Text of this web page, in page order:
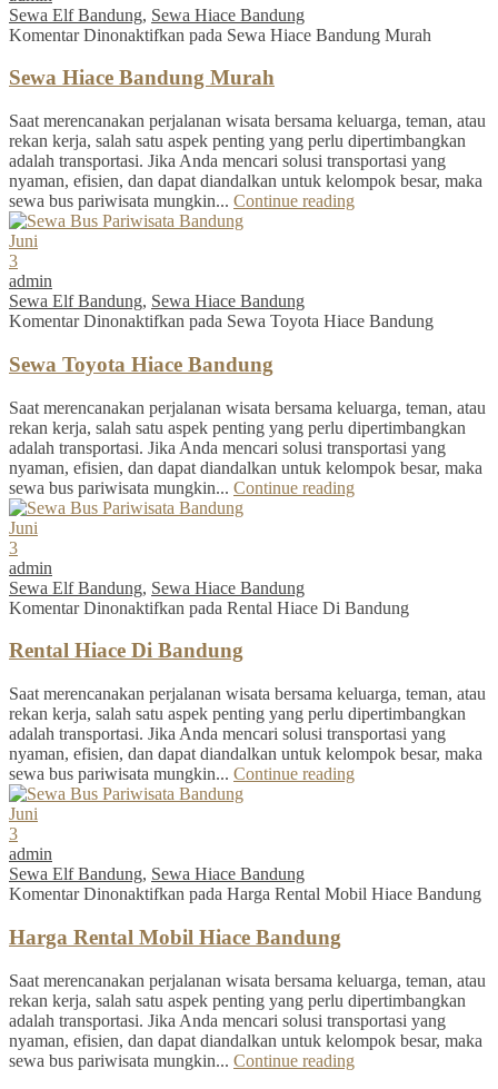
Sewa Elf Bandung, Sewa Hiace Bandung
Komentar Dinonaktifkan pada Sewa Hiace Bandung Murah
Sewa Hiace Bandung Murah
Saat merencanakan perjalanan wisata bersama keluarga, teman, atau
rekan kerja, salah satu aspek penting yang perlu dipertimbangkan
adalah transportasi. Jika Anda mencari solusi transportasi yang
nyaman, efisien, dan dapat diandalkan untuk kelompok besar, maka
sewa bus pariwisata mungkin... Continue reading
Juni
3
admin
Sewa Elf Bandung, Sewa Hiace Bandung
Komentar Dinonaktifkan pada Sewa Toyota Hiace Bandung
Sewa Toyota Hiace Bandung
Saat merencanakan perjalanan wisata bersama keluarga, teman, atau
rekan kerja, salah satu aspek penting yang perlu dipertimbangkan
adalah transportasi. Jika Anda mencari solusi transportasi yang
nyaman, efisien, dan dapat diandalkan untuk kelompok besar, maka
sewa bus pariwisata mungkin... Continue reading
Juni
3
admin
Sewa Elf Bandung, Sewa Hiace Bandung
Komentar Dinonaktifkan pada Rental Hiace Di Bandung
Rental Hiace Di Bandung
Saat merencanakan perjalanan wisata bersama keluarga, teman, atau
rekan kerja, salah satu aspek penting yang perlu dipertimbangkan
adalah transportasi. Jika Anda mencari solusi transportasi yang
nyaman, efisien, dan dapat diandalkan untuk kelompok besar, maka
sewa bus pariwisata mungkin... Continue reading
Juni
3
admin
Sewa Elf Bandung, Sewa Hiace Bandung
Komentar Dinonaktifkan pada Harga Rental Mobil Hiace Bandung
Harga Rental Mobil Hiace Bandung
Saat merencanakan perjalanan wisata bersama keluarga, teman, atau
rekan kerja, salah satu aspek penting yang perlu dipertimbangkan
adalah transportasi. Jika Anda mencari solusi transportasi yang
nyaman, efisien, dan dapat diandalkan untuk kelompok besar, maka
sewa bus pariwisata mungkin... Continue reading